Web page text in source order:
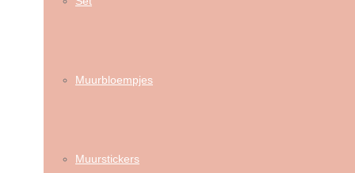
Muurbloempjes
Muurstickers